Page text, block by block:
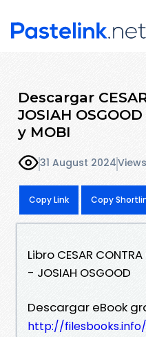
Descargar
JOSIAH
y MOBI
31 August 2024
Copy Link Copy
Libro CESAR
- JOSIAH OSGOOD
Descargar eBook
http://